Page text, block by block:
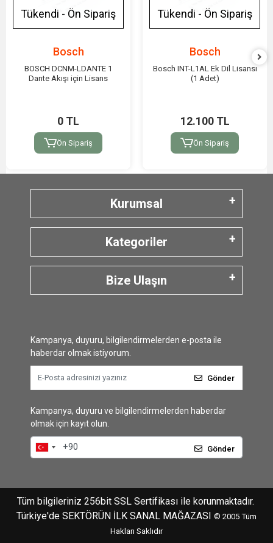
Tükendi - Ön Sipariş
Bosch
BOSCH DCNM-LDANTE 1
Dante Akışı için Lisans
0 TL
Ön Sipariş
Tükendi - Ön Sipariş
Bosch
Bosch INT-L1AL Ek Dil Lisansı
(1 Adet)
12.100 TL
Ön Sipariş
Kurumsal
Kategoriler
Bize Ulaşın
Kampanya, duyuru, bilgilendirmelerden e-posta ile
haberdar olmak istiyorum.
Gönder
Kampanya, duyuru ve bilgilendirmelerden haberdar
olmak için kayıt olun.
Gönder
Tüm bilgileriniz 256bit SSL Sertifikası ile korunmaktadır.
Türkiye'de SEKTÖRÜN İLK SANAL MAĞAZASI © 2005 Tüm
Hakları Saklıdır